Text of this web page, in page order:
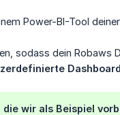
Power-BI-Tool deiner
sodass dein Robaws
, die wir als Beispiel